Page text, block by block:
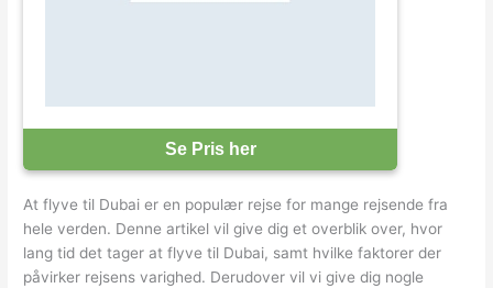
Se Pris her
At flyve til Dubai er en populær rejse for mange rejsende fra
hele verden. Denne artikel vil give dig et overblik over, hvor
lang tid det tager at flyve til Dubai, samt hvilke faktorer der
påvirker rejsens varighed. Derudover vil vi give dig nogle